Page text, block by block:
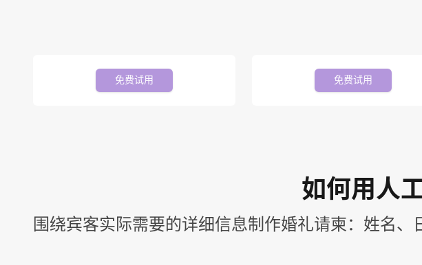
免费试用 免费试用
如何用人
围绕宾客实际需要的详细信息制作婚礼请柬：姓名